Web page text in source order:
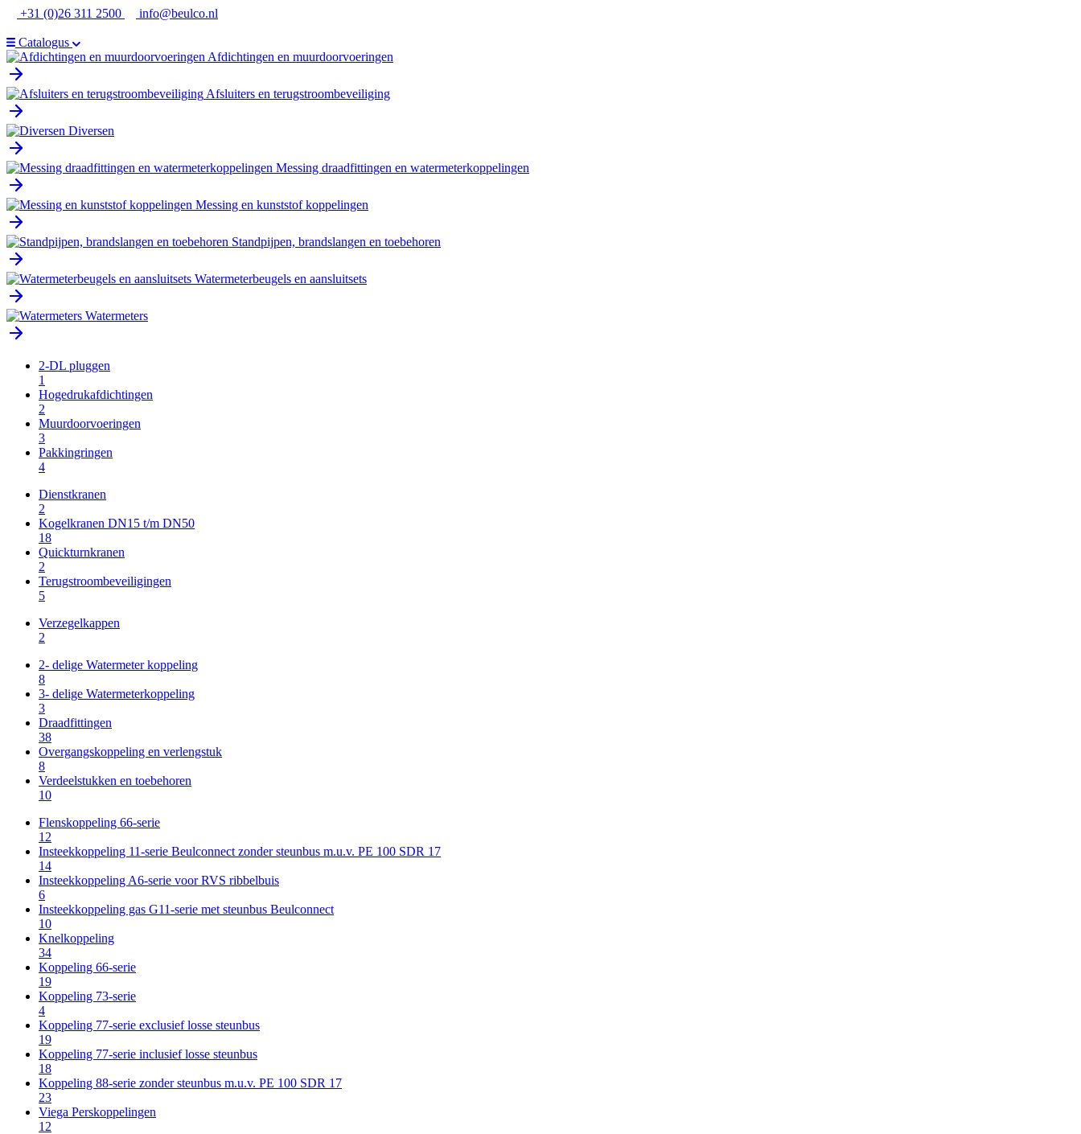
Ga
de
inhoud
+31 (0)26 311 2500 info@beulco.nl
Catalogus
Afdichtingen en muurdoorvoeringen
Afsluiters en terugstroombeveiliging
Diversen
Messing draadfittingen en watermeterkoppelingen
Messing en kunststof koppelingen
Standpijpen, brandslangen en toebehoren
Watermeterbeugels en aansluitsets
Watermeters
2-DL pluggen
1
Hogedrukafdichtingen
2
Muurdoorvoeringen
3
Pakkingringen
4
Dienstkranen
2
Kogelkranen DN15 t/m DN50
18
Quickturnkranen
2
Terugstroombeveiligingen
5
Verzegelkappen
2
2- delige Watermeter koppeling
8
3- delige Watermeterkoppeling
3
Draadfittingen
38
Overgangskoppeling en verlengstuk
8
Verdeelstukken en toebehoren
10
Flenskoppeling 66-serie
12
Insteekkoppeling 11-serie Beulconnect zonder steunbus m.u.v. PE 100 SDR 17
14
Insteekkoppeling A6-serie voor RVS ribbelbuis
6
Insteekkoppeling gas G11-serie met steunbus Beulconnect
10
Knelkoppeling
34
Koppeling 66-serie
19
Koppeling 73-serie
4
Koppeling 77-serie exclusief losse steunbus
19
Koppeling 77-serie inclusief losse steunbus
18
Koppeling 88-serie zonder steunbus m.u.v. PE 100 SDR 17
23
Viega Perskoppelingen
12